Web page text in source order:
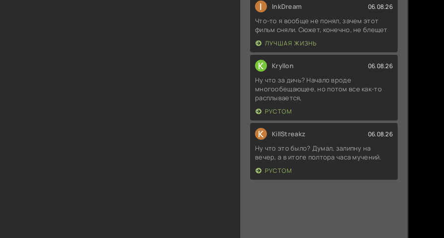
I InkDream 06.08.26
Что-то я вообще не понял, зачем этот
фильм сняли. Сюжет, конечно, не блещет
ЛУЧШАЯ ЖИЗНЬ
K Kryllon 06.08.26
Ну что за дичь? Начало вроде
многообещающее, но потом все как-то
расплывается,
РУСТОМ
K KillStreakz 06.08.26
Ну что это было? Думал, залипну на
вечер, а в итоге полтора часа мучений.
РУСТОМ